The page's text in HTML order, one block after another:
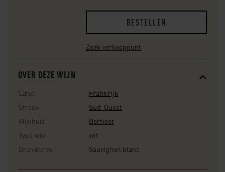
BESTELLEN
Zoek verkooppunt
OVER DEZE WIJN
Land
Frankrijk
Streek
Sud-Ouest
Wijnhuis
Berticot
Type wijn
wit
Druivenras
Sauvignon blanc